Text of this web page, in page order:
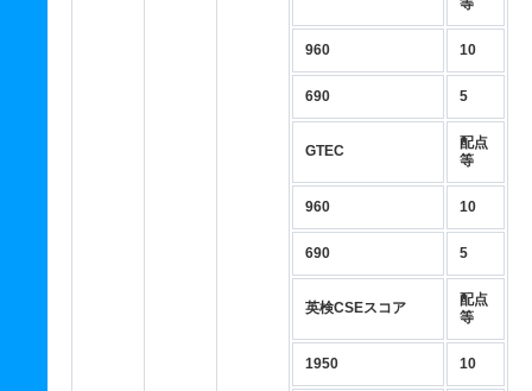
等
960 10
690 5
GTEC
配点
等
960 10
690 5
英検CSEスコア
配点
等
1950 10